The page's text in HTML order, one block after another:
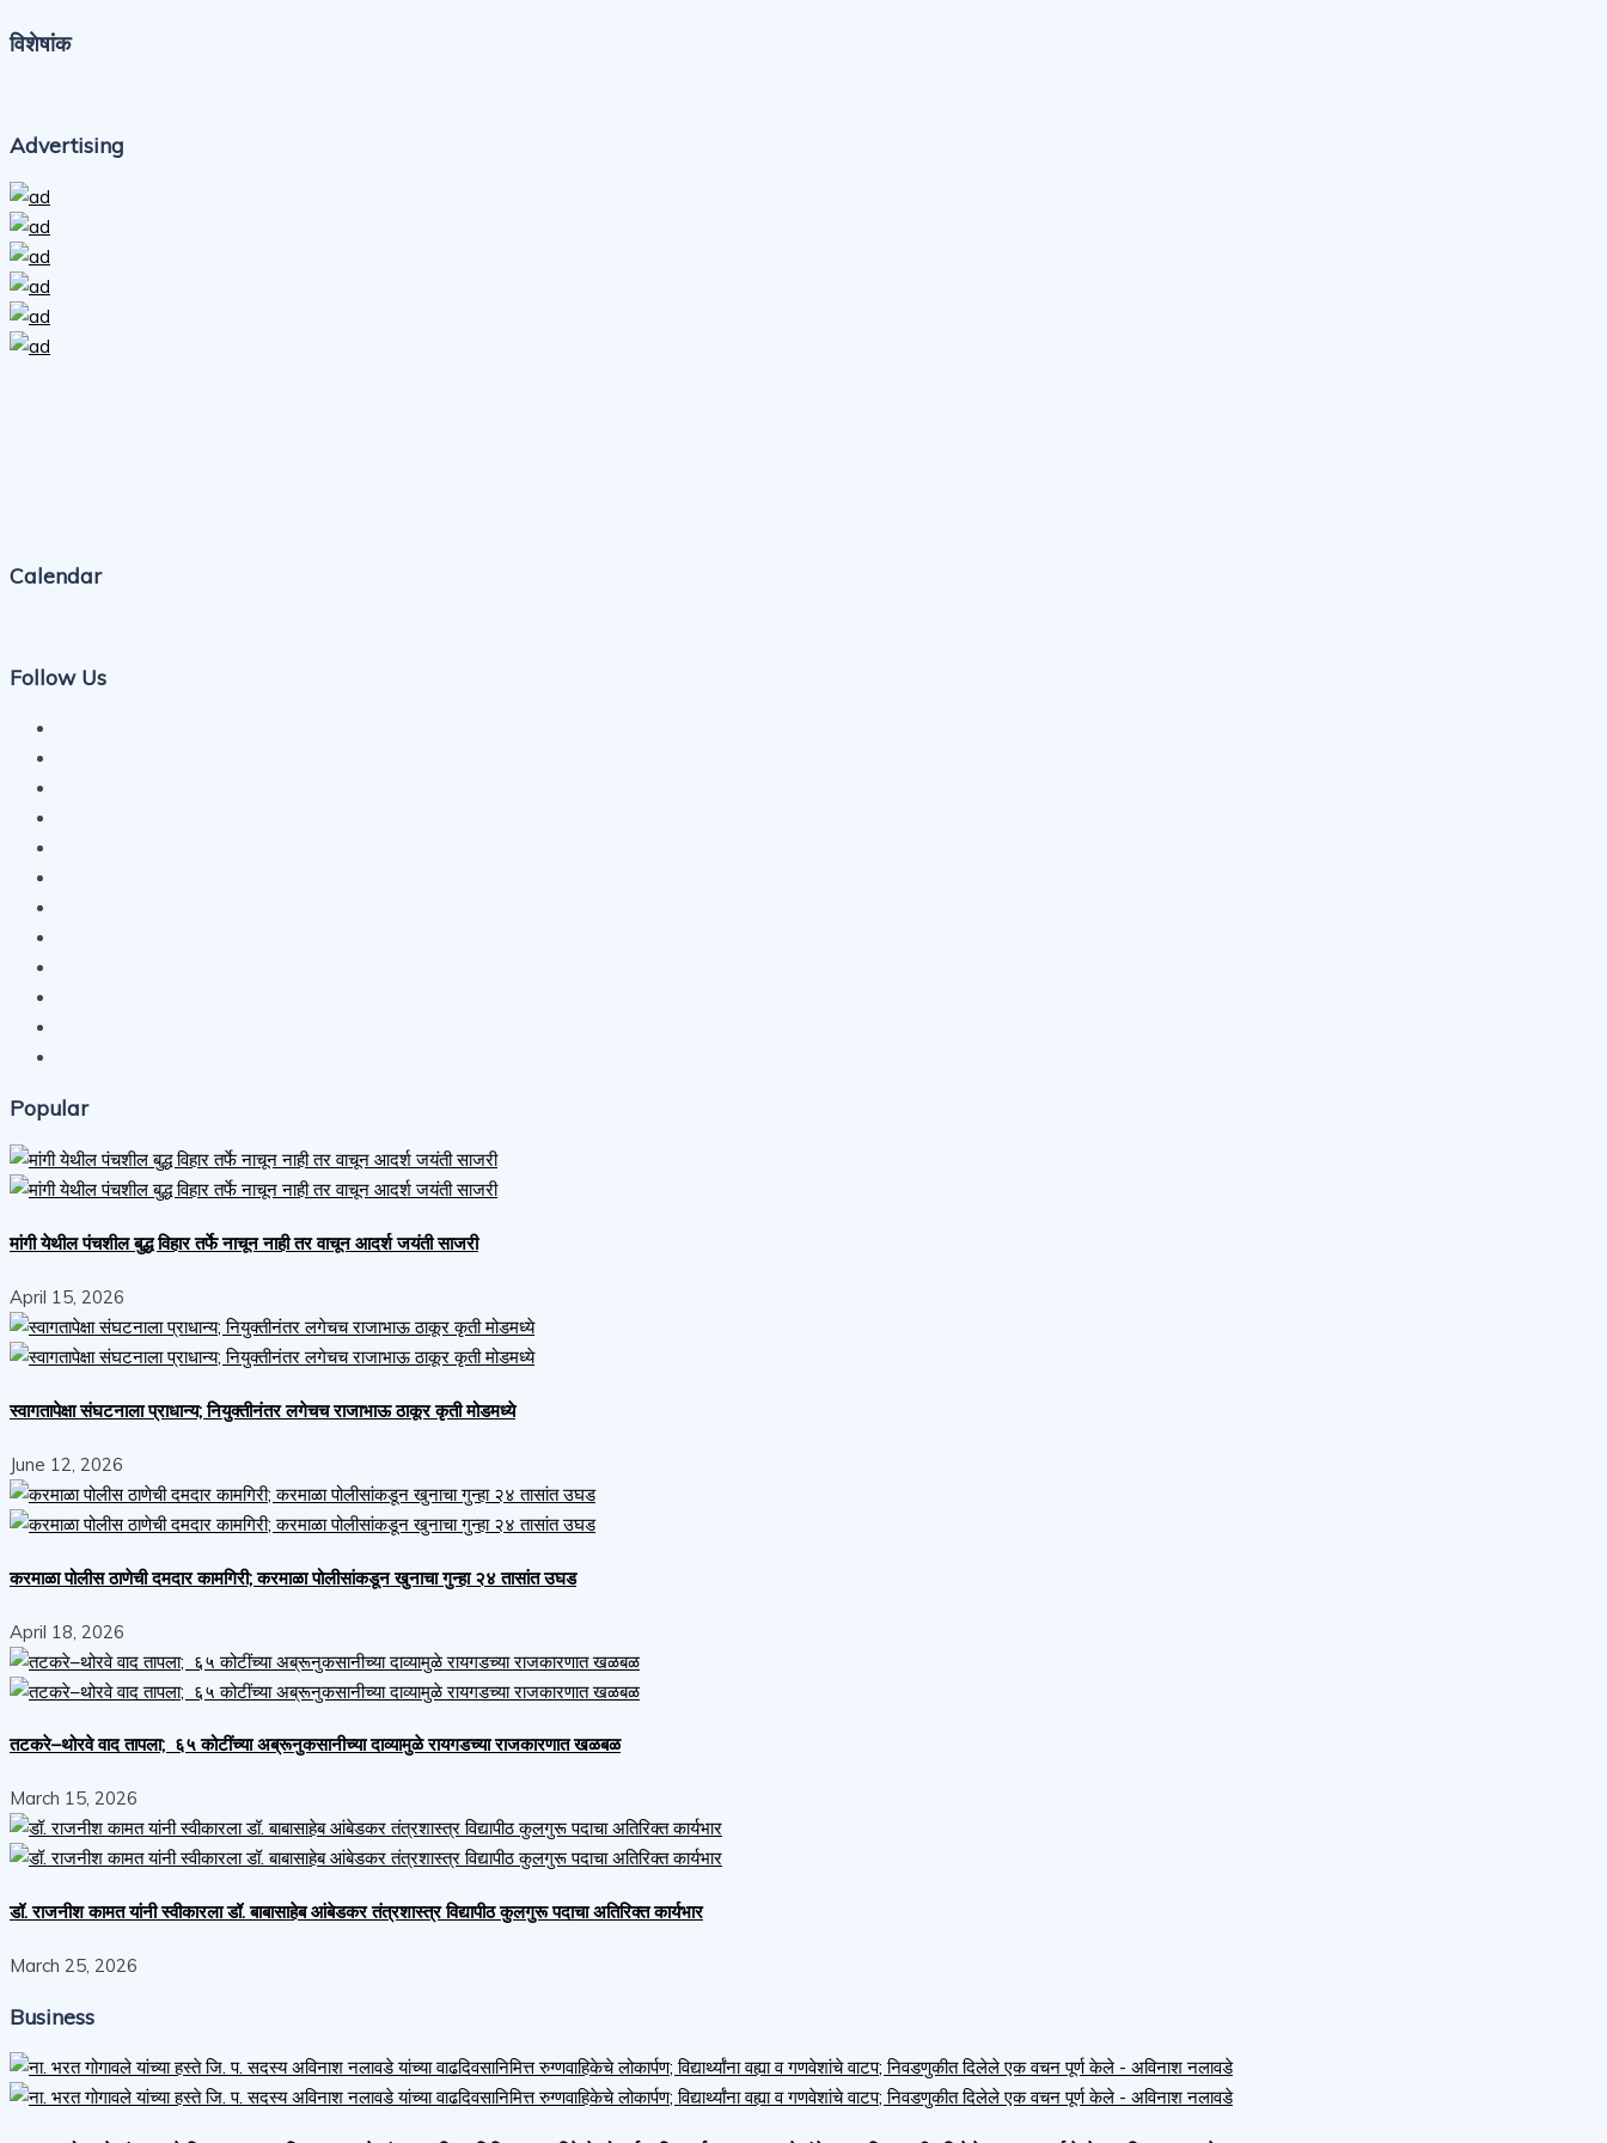
विशेषांक
Advertising
Calendar
Follow Us
Popular
मांगी येथील पंचशील बुद्ध विहार तर्फे नाचून नाही तर वाचून आदर्श जयंती साजरी
April 15, 2026
स्वागतापेक्षा संघटनाला प्राधान्य; नियुक्तीनंतर लगेचच राजाभाऊ ठाकूर कृती मोडमध्ये
June 12, 2026
करमाळा पोलीस ठाणेची दमदार कामगिरी; करमाळा पोलीसांकडून खुनाचा गुन्हा २४ तासांत उघड
April 18, 2026
तटकरे–थोरवे वाद तापला; ६५ कोटींच्या अब्रूनुकसानीच्या दाव्यामुळे रायगडच्या राजकारणात खळबळ
March 15, 2026
डॉ. राजनीश कामत यांनी स्वीकारला डॉ. बाबासाहेब आंबेडकर तंत्रशास्त्र विद्यापीठ कुलगुरू पदाचा अतिरिक्त कार्यभार
March 25, 2026
Business